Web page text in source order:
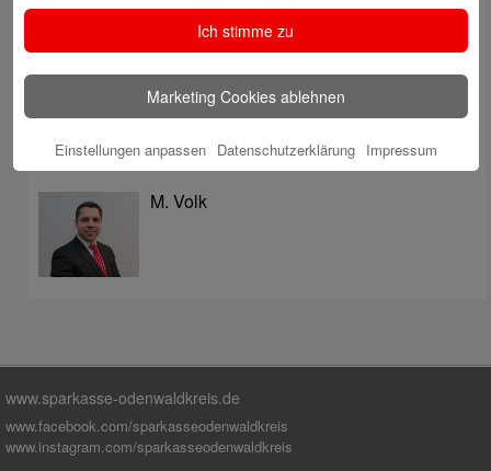
Digitale Apotheke in der Sparkassen-Geschäftsstelle
Fränkisch-Crumbach eröffnet
Sparkasse stärkt das soziale Miteinander im
Odenwaldkreis
Autoren
M. Volk
www.sparkasse-odenwaldkreis.de
www.facebook.com/sparkasseodenwaldkreis
www.instagram.com/sparkasseodenwaldkreis
Ich stimme zu
Marketing Cookies ablehnen
Einstellungen anpassen Datenschutzerklärung Impressum